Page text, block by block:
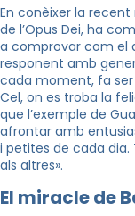
En conèixer la
de l’Opus Dei, ha
a comprovar com el
responent amb
cada moment, fa
Cel, on es troba la
que l’exemple de
afrontar amb
i petites de cada dia.
als altres».
El miracle de